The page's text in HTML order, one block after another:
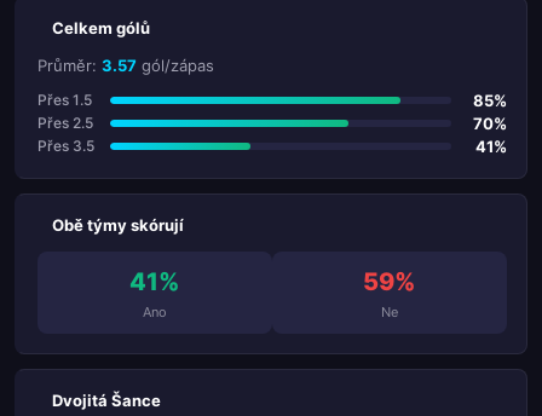
Celkem gólů
Průměr: 3.57 gól/zápas
Přes 1.5 85%
Přes 2.5 70%
Přes 3.5 41%
Obě týmy skórují
41%
Ano
59%
Ne
Dvojitá Šance